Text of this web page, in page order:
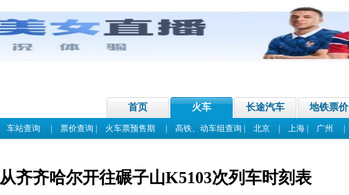
首页 火车 长途汽车 地铁票价
车站查询 票价查询 火车票预售期 高铁、动车组查询 北京| 上海| 广州
从齐齐哈尔开往碾子山K5103次列车时刻表